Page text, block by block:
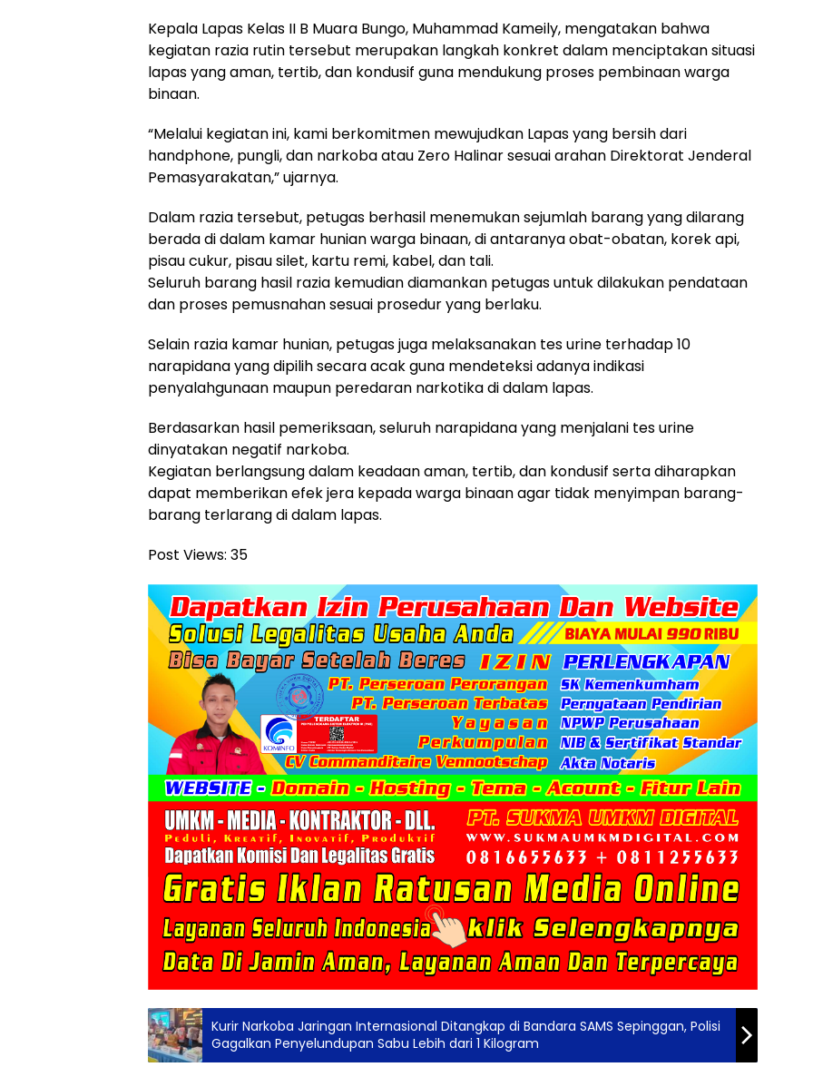
Kepala Lapas Kelas II B Muara Bungo, Muhammad Kameily, mengatakan bahwa
kegiatan razia rutin tersebut merupakan langkah konkret dalam menciptakan situasi
lapas yang aman, tertib, dan kondusif guna mendukung proses pembinaan warga
binaan.
“Melalui kegiatan ini, kami berkomitmen mewujudkan Lapas yang bersih dari
handphone, pungli, dan narkoba atau Zero Halinar sesuai arahan Direktorat Jenderal
Pemasyarakatan,” ujarnya.
Dalam razia tersebut, petugas berhasil menemukan sejumlah barang yang dilarang
berada di dalam kamar hunian warga binaan, di antaranya obat-obatan, korek api,
pisau cukur, pisau silet, kartu remi, kabel, dan tali.
Seluruh barang hasil razia kemudian diamankan petugas untuk dilakukan pendataan
dan proses pemusnahan sesuai prosedur yang berlaku.
Selain razia kamar hunian, petugas juga melaksanakan tes urine terhadap 10
narapidana yang dipilih secara acak guna mendeteksi adanya indikasi
penyalahgunaan maupun peredaran narkotika di dalam lapas.
Berdasarkan hasil pemeriksaan, seluruh narapidana yang menjalani tes urine
dinyatakan negatif narkoba.
Kegiatan berlangsung dalam keadaan aman, tertib, dan kondusif serta diharapkan
dapat memberikan efek jera kepada warga binaan agar tidak menyimpan barang-
barang terlarang di dalam lapas.
Post Views: 35
Kurir Narkoba Jaringan Internasional Ditangkap di Bandara SAMS Sepinggan, Polisi
Gagalkan Penyelundupan Sabu Lebih dari 1 Kilogram